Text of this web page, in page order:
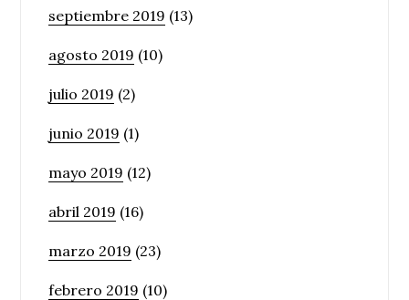
septiembre 2019 (13)
agosto 2019 (10)
julio 2019 (2)
junio 2019 (1)
mayo 2019 (12)
abril 2019 (16)
marzo 2019 (23)
febrero 2019 (10)